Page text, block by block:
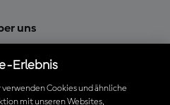
uns
Richtlinien
Erlebnis
Cookies und ähnliche
mit unseren Websites,